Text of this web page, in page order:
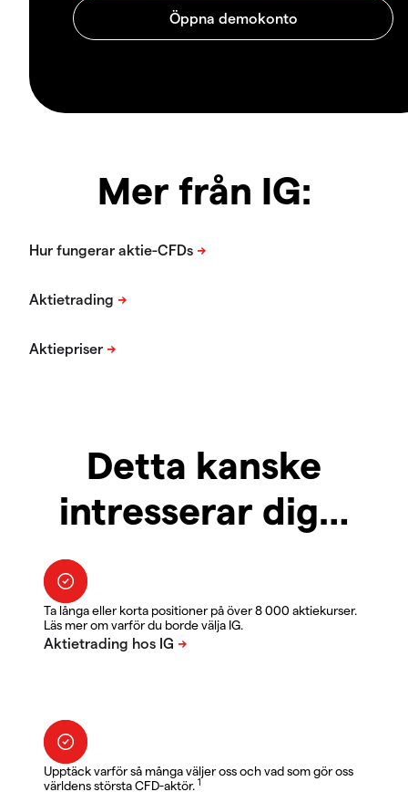
Mer från IG:
Detta kanske
intresserar dig…
Ta långa eller korta positioner på över 8 000 aktiekurser.
Läs mer om varför du borde välja IG.
Upptäck varför så många väljer oss och vad som gör oss
världens största CFD-aktör. 1